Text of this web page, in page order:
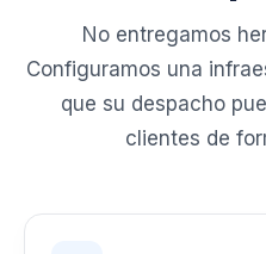
No entregamos
Configuramos una
que su despacho
clientes de